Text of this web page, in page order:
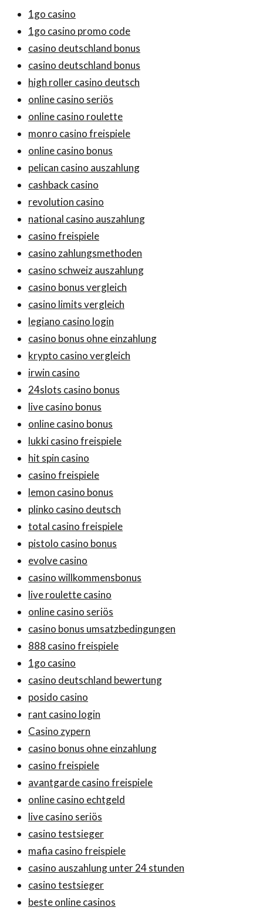
1go casino
1go casino promo code
casino deutschland bonus
casino deutschland bonus
high roller casino deutsch
online casino seriös
online casino roulette
monro casino freispiele
online casino bonus
pelican casino auszahlung
cashback casino
revolution casino
national casino auszahlung
casino freispiele
casino zahlungsmethoden
casino schweiz auszahlung
casino bonus vergleich
casino limits vergleich
legiano casino login
casino bonus ohne einzahlung
krypto casino vergleich
irwin casino
24slots casino bonus
live casino bonus
online casino bonus
lukki casino freispiele
hit spin casino
casino freispiele
lemon casino bonus
plinko casino deutsch
total casino freispiele
pistolo casino bonus
evolve casino
casino willkommensbonus
live roulette casino
online casino seriös
casino bonus umsatzbedingungen
888 casino freispiele
1go casino
casino deutschland bewertung
posido casino
rant casino login
Casino zypern
casino bonus ohne einzahlung
casino freispiele
avantgarde casino freispiele
online casino echtgeld
live casino seriös
casino testsieger
mafia casino freispiele
casino auszahlung unter 24 stunden
casino testsieger
beste online casinos